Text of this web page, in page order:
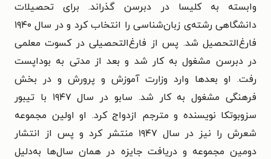
وابسته به کلیسا در دبرسن گذراند. برای تحصیلات
دانشگاهی رشته‌ی زبان‌شناسی را انتخاب کرد و در سال ۱۹۴۰
فارغ‌التحصیل شد. پس از فارغ‌التحصیلی در کسوت معلمی
در دبرسن مشغول به کار شد و بعد از مدتی به بوداپست
رفت. او بعدها وارد وزارت آموزش و پرورش و در بخش
فرهنگی مشغول به کار شد. سابو در سال ۱۹۴۷ با تیبور
سزوبوتکا نویسنده و مترجم ازدواج کرد. او اولین مجموعه
شعرش را نیز در سال ۱۹۴۷ منتشر کرد و پس از انتشار
دومین مجموعه و دریافت جایزه در همان سال‌ها به‌دلیل